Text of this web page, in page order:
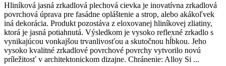
Hliníková jasná zrkadlová plechová cievka je inovatívna zrkadlová
povrchová úprava pre fasádne opláštenie a strop, alebo akákoľvek
iná dekorácia. Produkt pozostáva z eloxovanej hliníkovej zliatiny,
ktorá je jasná potiahnutá. Výsledkom je vysoko reflexné zrkadlo s
vynikajúcou vonkajšou trvanlivosťou a skutočnou hĺbkou. Jeho
vysoko kvalitné zrkadlové povrchové povrchy vytvorilo novú
príležitosť v architektonickom dizajne. Chránenie: Alloy Si ...